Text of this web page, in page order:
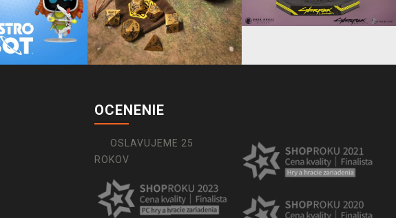
OCENENIE
OSLAVUJEME 25
ROKOV